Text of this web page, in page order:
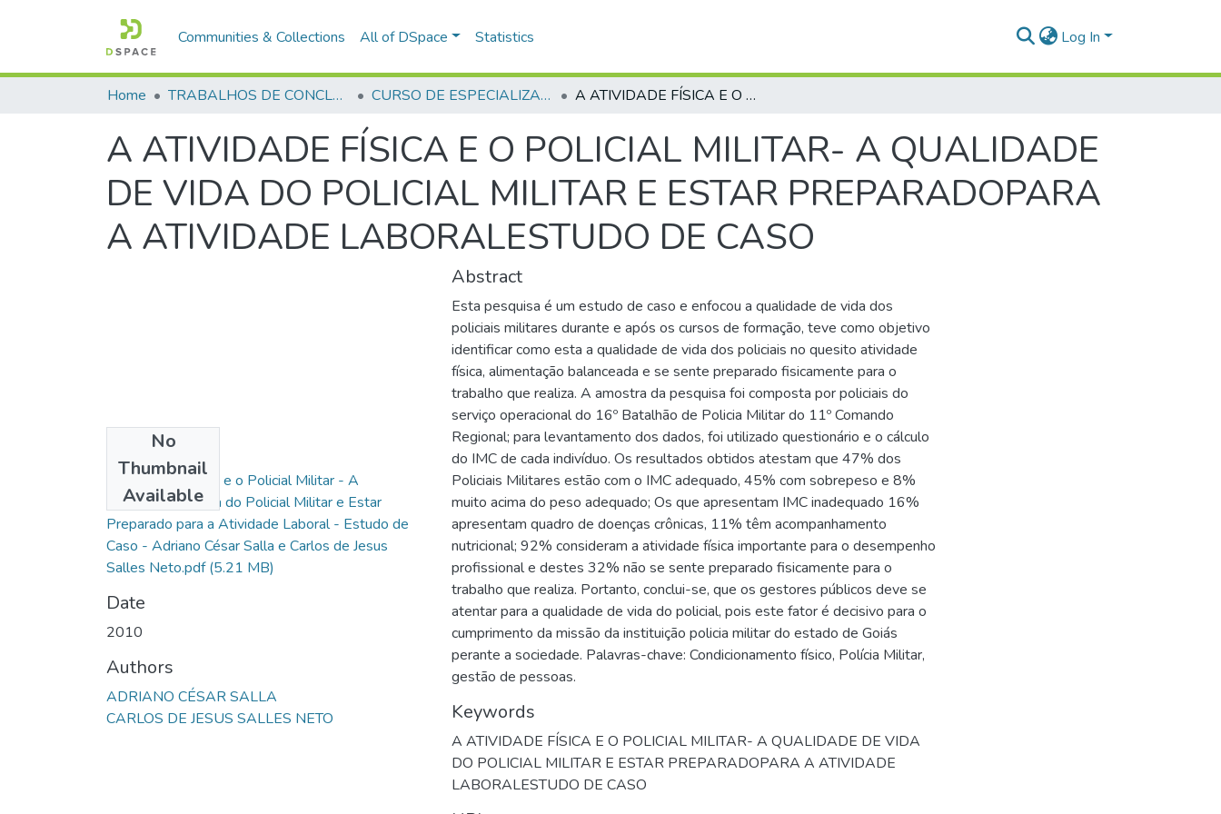
Communities & Collections All of DSpace Statistics Log In
Home TRABALHOS DE CONCLUSÃO DE CURSO - CEGESP (CURSO DE ESPECIALIZAÇÃO EM GERENCIAMENTO EM SEGURANÇA PÚBLICA) CURSO DE ESPECIALIZAÇÃO EM GERENCIAMENTO EM SEGURANÇA PÚBLICA - CEGESP - 2010 A ATIVIDADE FÍSICA E O POLICIAL MILITAR- A QUALIDADE DE VIDA DO POLICIAL MILITAR E ESTAR PREPARADOPARA A ATIVIDADE LABORALESTUDO DE CASO
A ATIVIDADE FÍSICA E O POLICIAL MILITAR- A QUALIDADE
DE VIDA DO POLICIAL MILITAR E ESTAR PREPARADOPARA
A ATIVIDADE LABORALESTUDO DE CASO
No
Thumbnail
Available
A Atividade Física e o Policial Militar - A
Qualidade de Vida do Policial Militar e Estar
Preparado para a Atividade Laboral - Estudo de
Caso - Adriano César Salla e Carlos de Jesus
Salles Neto.pdf(5.21 MB)
Date
2010
Authors
ADRIANO CÉSAR SALLA
CARLOS DE JESUS SALLES NETO
Abstract
Esta pesquisa é um estudo de caso e enfocou a qualidade de vida dos
policiais militares durante e após os cursos de formação, teve como objetivo
identificar como esta a qualidade de vida dos policiais no quesito atividade
física, alimentação balanceada e se sente preparado fisicamente para o
trabalho que realiza. A amostra da pesquisa foi composta por policiais do
serviço operacional do 16º Batalhão de Policia Militar do 11º Comando
Regional; para levantamento dos dados, foi utilizado questionário e o cálculo
do IMC de cada indivíduo. Os resultados obtidos atestam que 47% dos
Policiais Militares estão com o IMC adequado, 45% com sobrepeso e 8%
muito acima do peso adequado; Os que apresentam IMC inadequado 16%
apresentam quadro de doenças crônicas, 11% têm acompanhamento
nutricional; 92% consideram a atividade física importante para o desempenho
profissional e destes 32% não se sente preparado fisicamente para o
trabalho que realiza. Portanto, conclui-se, que os gestores públicos deve se
atentar para a qualidade de vida do policial, pois este fator é decisivo para o
cumprimento da missão da instituição policia militar do estado de Goiás
perante a sociedade. Palavras-chave: Condicionamento físico, Polícia Militar,
gestão de pessoas.
Keywords
A ATIVIDADE FÍSICA E O POLICIAL MILITAR- A QUALIDADE DE VIDA
DO POLICIAL MILITAR E ESTAR PREPARADOPARA A ATIVIDADE
LABORALESTUDO DE CASO